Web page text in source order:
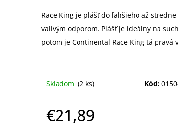
Race King je plášť do ľahšieho až
valivým odporom. Plášť je ideálny na
potom je Continental Race King tá pravá
Skladom (2 ks) Kód:
€21,89